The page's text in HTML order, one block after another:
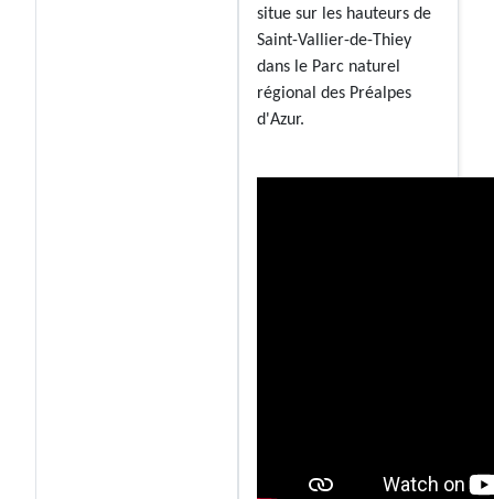
situe sur les hauteurs de
Saint-Vallier-de-Thiey
dans le Parc naturel
régional des Préalpes
d'Azur.